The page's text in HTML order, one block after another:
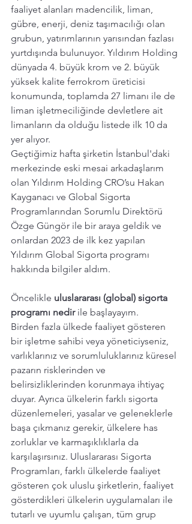
faaliyet alanları madencilik, liman,
gübre, enerji, deniz taşımacılığı olan
grubun, yatırımlarının yarısından fazlası
yurtdışında bulunuyor. Yıldırım Holding
dünyada 4. büyük krom ve 2. büyük
yüksek kalite ferrokrom üreticisi
konumunda, toplamda 27 limanı ile de
liman işletmeciliğinde devletlere ait
limanların da olduğu listede ilk 10 da
yer alıyor.
Geçtiğimiz hafta şirketin İstanbul'daki
merkezinde eski mesai arkadaşlarım
olan Yıldırım Holding CRO’su Hakan
Kayganacı ve Global Sigorta
Programlarından Sorumlu Direktörü
Özge Güngör ile bir araya geldik ve
onlardan 2023 de ilk kez yapılan
Yıldırım Global Sigorta programı
hakkında bilgiler aldım.
Öncelikle uluslararası (global) sigorta
programı nedir ile başlayayım.
Birden fazla ülkede faaliyet gösteren
bir işletme sahibi veya yöneticiyseniz,
varlıklarınız ve sorumluluklarınız küresel
pazarın risklerinden ve
belirsizliklerinden korunmaya ihtiyaç
duyar. Ayrıca ülkelerin farklı sigorta
düzenlemeleri, yasalar ve geleneklerle
başa çıkmanız gerekir, ülkelere has
zorluklar ve karmaşıklıklarla da
karşılaşırsınız. Uluslararası Sigorta
Programları, farklı ülkelerde faaliyet
gösteren çok uluslu şirketlerin, faaliyet
gösterdikleri ülkelerin uygulamaları ile
tutarlı ve uyumlu çalışan, tüm grup